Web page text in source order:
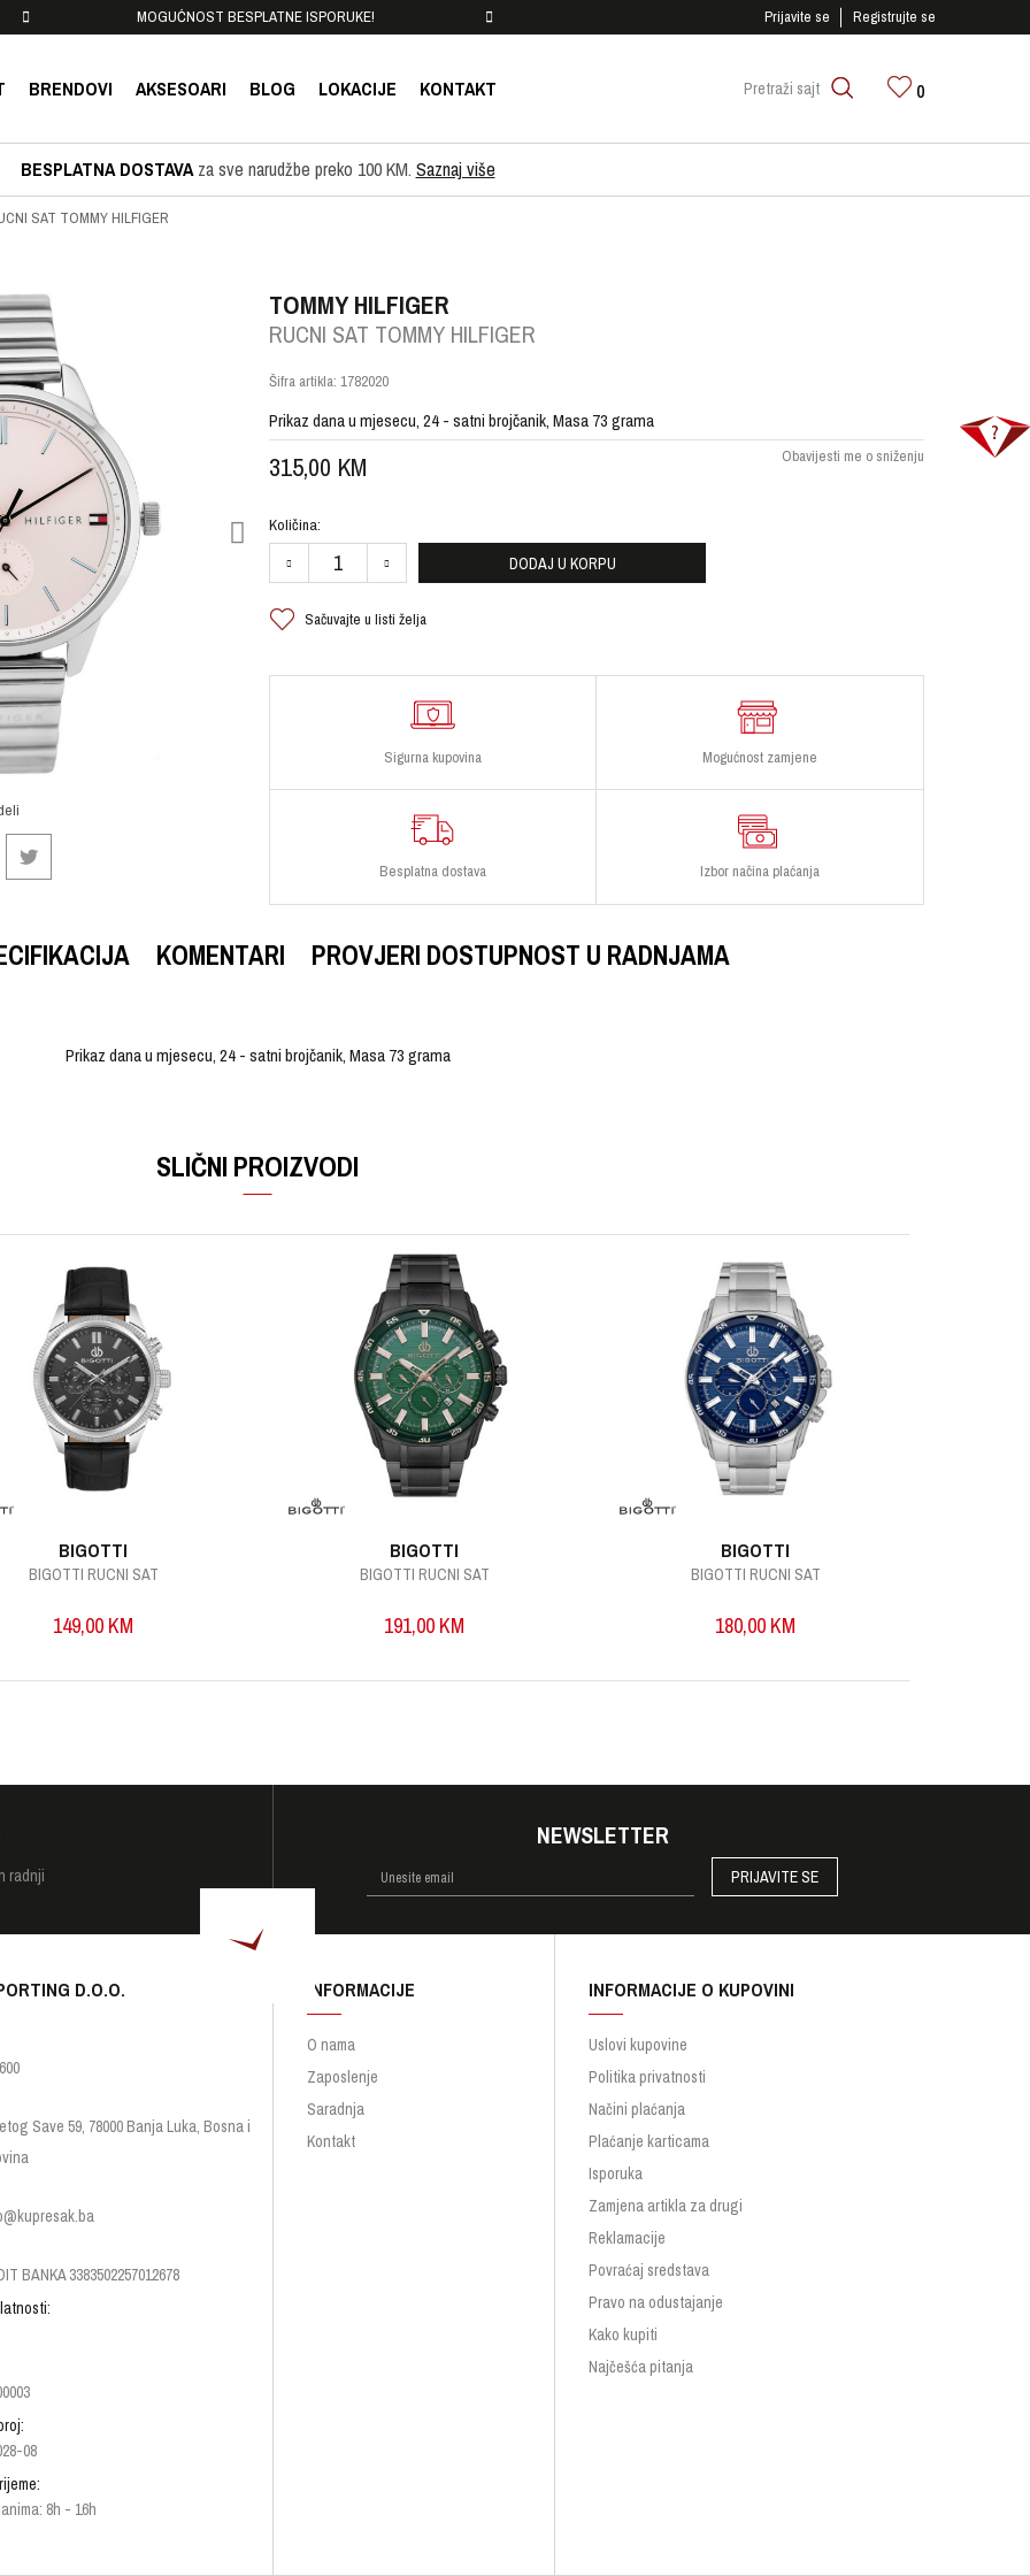
MOGUĆNOST BESPLATNE ISPORUKE! SIGURNO PLAĆANJE PLATNIM KARTICAMA!
Prijavite se Registrujte se
BRENDOVI AKSESOARI BLOG LOKACIJE KONTAKT Pretraži sajt 0
BESPLATNA DOSTAVAza sve narudžbe preko 100 KM. Saznaj više
SAT TOMMY HILFIGER
TOMMY HILFIGER
RUCNI SAT TOMMY HILFIGER
Šifra artikla: 1782020
Prikaz dana u mjesecu, 24 - satni brojčanik, Masa 73 grama
315,00 KM Obavijesti me o sniženju
Količina:
DODAJ U KORPU
Sačuvajte u listi želja
Sigurna kupovina Mogućnost zamjene
Besplatna dostava Izbor načina plaćanja
KOMENTARI PROVJERI DOSTUPNOST U RADNJAMA
Prikaz dana u mjesecu, 24 - satni brojčanik, Masa 73 grama
Ručni sat
SLIČNI PROIZVODI
BIGOTTI
BIGOTTI RUCNI SAT
149,00 KM
BIGOTTI
BIGOTTI RUCNI SAT
191,00 KM
BIGOTTI
BIGOTTI RUCNI SAT
180,00 KM
radnji
NEWSLETTER
PRIJAVITE SE
D.O.O.
Save 59, 78000 Banja Luka, Bosna i
BANKA 3383502257012678
08
8h - 16h
INFORMACIJE
O nama
Zaposlenje
Saradnja
Kontakt
INFORMACIJE O KUPOVINI
Uslovi kupovine
Politika privatnosti
Načini plaćanja
Plaćanje karticama
Isporuka
Zamjena artikla za drugi
Reklamacije
Povraćaj sredstava
Pravo na odustajanje
Kako kupiti
Najčešća pitanja